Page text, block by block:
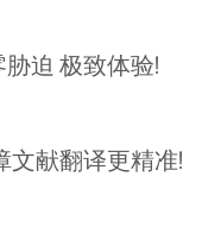
迫 极致体验!
献翻译更精准!